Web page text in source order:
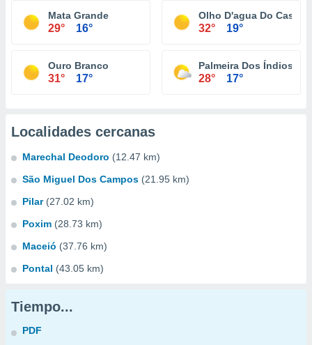
Mata Grande
29° 16°
Olho D'agua Do Casado
32° 19°
Ouro Branco
31° 17°
Palmeira Dos Índios
28° 17°
Localidades cercanas
Marechal Deodoro (12.47 km)
São Miguel Dos Campos (21.95 km)
Pilar (27.02 km)
Poxim (28.73 km)
Maceió (37.76 km)
Pontal (43.05 km)
Tiempo...
PDF